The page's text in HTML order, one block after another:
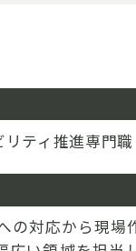
ティ推進専門職
の対応から現場